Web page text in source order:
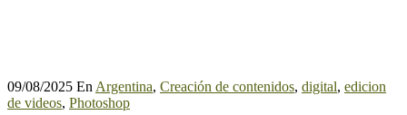
09/08/2025 En Argentina, Creación de contenidos, digital, edicion
de videos, Photoshop